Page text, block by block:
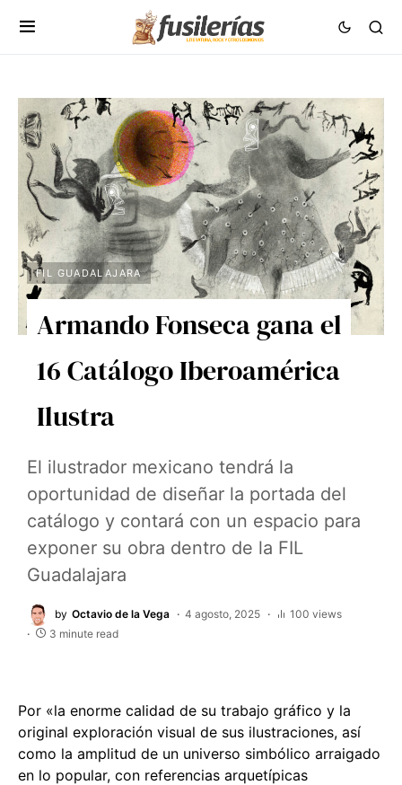
FIL GUADALAJARA
Armando Fonseca gana el
16 Catálogo Iberoamérica
Ilustra
El ilustrador mexicano tendrá la
oportunidad de diseñar la portada del
catálogo y contará con un espacio para
exponer su obra dentro de la FIL
Guadalajara
by Octavio de la Vega 4 agosto, 2025
100 views
3 minute read
Por «la enorme calidad de su trabajo gráfico y la
original exploración visual de sus ilustraciones, así
como la amplitud de un universo simbólico arraigado
en lo popular, con referencias arquetípicas